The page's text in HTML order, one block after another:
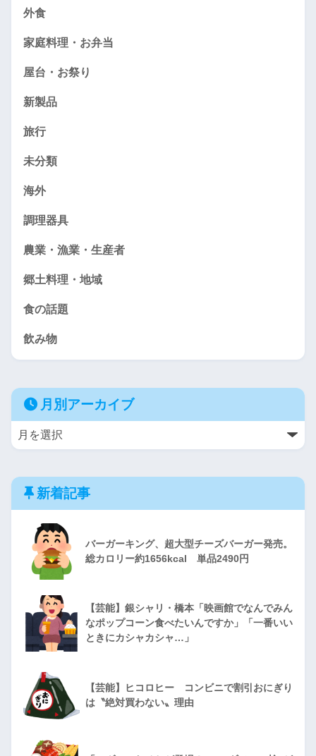
外食
家庭料理・お弁当
屋台・お祭り
新製品
旅行
未分類
海外
調理器具
農業・漁業・生産者
郷土料理・地域
食の話題
飲み物
月別アーカイブ
新着記事
バーガーキング、超大型チーズバーガー発売。
総カロリー約1656kcal 単品2490円
【芸能】銀シャリ・橋本「映画館でなんでみん
なポップコーン食べたいんですか」「一番いい
ときにカシャカシャ…」
【芸能】ヒコロヒー コンビニで割引おにぎり
は〝絶対買わない〟理由